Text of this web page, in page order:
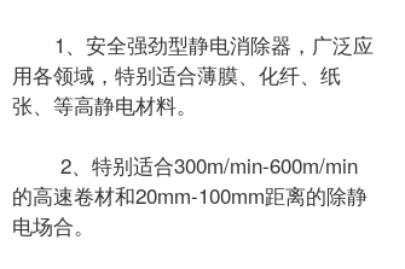
1、安全强劲型静电消除器，广泛应
用各领域，特别适合薄膜、化纤、纸
张、等高静电材料。
2、特别适合300m/min-600m/min
的高速卷材和20mm-100mm距离的除静
电场合。